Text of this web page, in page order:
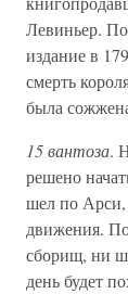
Левиньер.
издание в
смерть
была
15 вантоза.
решено
шел по Арси,
движения.
сборищ, ни
день будет